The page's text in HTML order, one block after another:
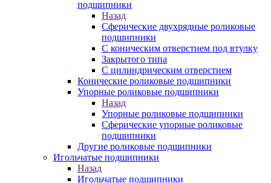
подшипники
Назад
Сферические двухрядные роликовые
подшипники
С коническим отверстием под втулку
Закрытого типа
С цилиндрическим отверстием
Конические роликовые подшипники
Упорные роликовые подшипники
Назад
Упорные роликовые подшипники
Сферические упорные роликовые
подшипники
Другие роликовые подшипники
Игольчатые подшипники
Назад
Игольчатые подшипники